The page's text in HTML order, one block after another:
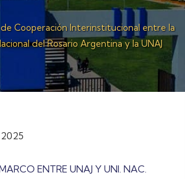
Cooperación Interinstitucional entre la
del Rosario Argentina y la UNAJ
2025
ENTRE UNAJ Y UNI. NAC.